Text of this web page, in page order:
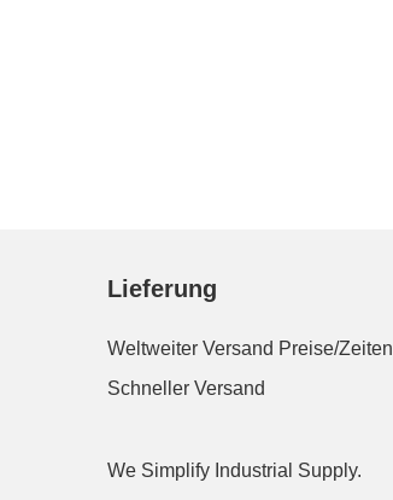
Lieferung
Weltweiter Versand Preise/Zeiten
Schneller Versand
We Simplify Industrial Supply.